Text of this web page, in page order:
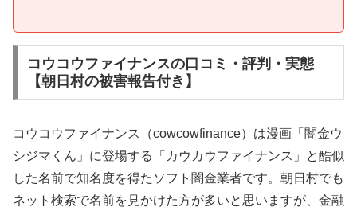
コウコウファイナンスの口コミ・評判・実態
【朝日村の被害報告付き】
コウコウファイナンス（cowcowfinance）は漫画「闇金ウ
シジマくん」に登場する「カウカウファイナンス」と酷似
した名前で知名度を得たソフト闇金業者です。朝日村でも
ネット検索で名前を見かけた方が多いと思いますが、金融